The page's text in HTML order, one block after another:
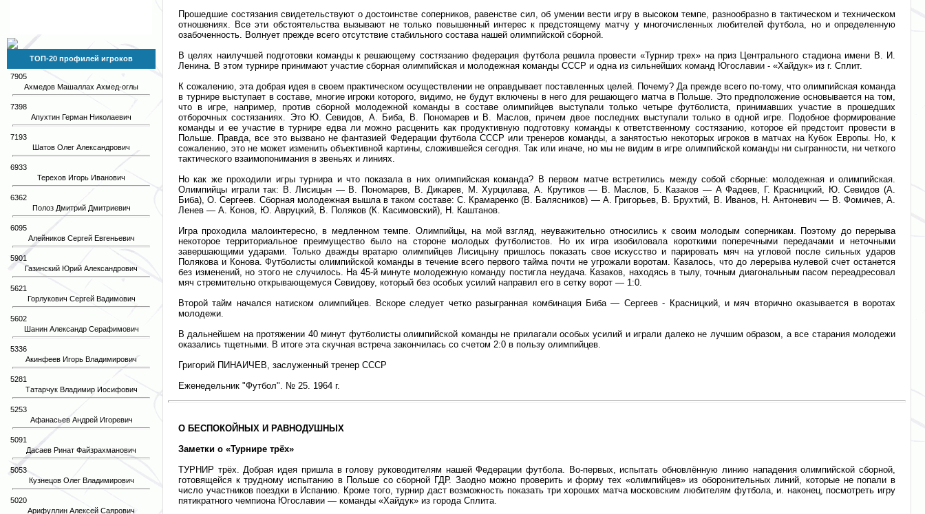
ТОП-20 профилей игроков
7905
Ахмедов Машаллах Ахмед-оглы
7398
Апухтин Герман Николаевич
7193
Шатов Олег Александрович
6933
Терехов Игорь Иванович
6362
Полоз Дмитрий Дмитриевич
6095
Алейников Сергей Евгеньевич
5901
Газинский Юрий Александрович
5621
Горлукович Сергей Вадимович
5602
Шанин Александр Серафимович
5336
Акинфеев Игорь Владимирович
5281
Татарчук Владимир Иосифович
5253
Афанасьев Андрей Игоревич
5091
Дасаев Ринат Файзрахманович
5053
Кузнецов Олег Владимирович
5020
Арифуллин Алексей Саярович
Прошедшие состязания свидетельствуют о достоинстве соперников, равенстве сил, об умении вести игру в высоком темпе, разнообразно в тактическом и техническом
отношениях. Все эти обстоятельства вызывают не только повышенный интерес к предстоящему матчу у многочисленных любителей футбола, но и определенную
озабоченность. Волнует прежде всего отсутствие стабильного состава нашей олимпийской сборной.
В целях наилучшей подготовки команды к решающему состязанию федерация футбола решила провести «Турнир трех» на приз Центрального стадиона имени В. И.
Ленина. В этом турнире принимают участие сборная олимпийская и молодежная команды СССР и одна из сильнейших команд Югославии - «Хайдук» из г. Сплит.
К сожалению, эта добрая идея в своем практическом осуществлении не оправдывает поставленных целей. Почему? Да прежде всего по-тому, что олимпийская команда
в турнире выступает в составе, многие игроки которого, видимо, не будут включены в него для решающего матча в Польше. Это предположение основывается на том,
что в игре, например, против сборной молодежной команды в составе олимпийцев выступали только четыре футболиста, принимавших участие в прошедших
отборочных состязаниях. Это Ю. Севидов, А. Биба, В. Пономарев и В. Маслов, причем двое последних выступали только в одной игре. Подобное формирование
команды и ее участие в турнире едва ли можно расценить как продуктивную подготовку команды к ответственному состязанию, которое ей предстоит провести в
Польше. Правда, все это вызвано не фантазией Федерации футбола СССР или тренеров команды, а занятостью некоторых игроков в матчах на Кубок Европы. Но, к
сожалению, это не может изменить объективной картины, сложившейся сегодня. Так или иначе, но мы не видим в игре олимпийской команды ни сыгранности, ни четкого
тактического взаимопонимания в звеньях и линиях.
Но как же проходили игры турнира и что показала в них олимпийская команда? В первом матче встретились между собой сборные: молодежная и олимпийская.
Олимпийцы играли так: В. Лисицын — В. Пономарев, В. Дикарев, М. Хурцилава, А. Крутиков — В. Маслов, Б. Казаков — А Фадеев, Г. Красницкий, Ю. Севидов (А.
Биба), О. Сергеев. Сборная молодежная вышла в таком составе: С. Крамаренко (В. Балясников) — А. Григорьев, В. Брухтий, В. Иванов, Н. Антоневич — В. Фомичев, А.
Ленев — А. Конов, Ю. Авруцкий, В. Поляков (К. Касимовский), Н. Каштанов.
Игра проходила малоинтересно, в медленном темпе. Олимпийцы, на мой взгляд, неуважительно относились к своим молодым соперникам. Поэтому до перерыва
некоторое территориальное преимущество было на стороне молодых футболистов. Но их игра изобиловала короткими поперечными передачами и неточными
завершающими ударами. Только дважды вратарю олимпийцев Лисицыну пришлось показать свое искусство и парировать мяч на угловой после сильных ударов
Полякова и Конова. Футболисты олимпийской команды в течение всего первого тайма почти не угрожали воротам. Казалось, что до лерерыва нулевой счет останется
без изменений, но этого не случилось. На 45-й минуте молодежную команду постигла неудача. Казаков, находясь в тылу, точным диагональным пасом переадресовал
мяч стремительно открывающемуся Севидову, который без особых усилий направил его в сетку ворот — 1:0.
Второй тайм начался натиском олимпийцев. Вскоре следует четко разыгранная комбинация Биба — Сергеев - Красницкий, и мяч вторично оказывается в воротах
молодежи.
В дальнейшем на протяжении 40 минут футболисты олимпийской команды не прилагали особых усилий и играли далеко не лучшим образом, а все старания молодежи
оказались тщетными. В итоге эта скучная встреча закончилась со счетом 2:0 в пользу олимпийцев.
Григорий ПИНАИЧЕВ, заслуженный тренер СССР
Еженедельник "Футбол". № 25. 1964 г.
О БЕСПОКОЙНЫХ И РАВНОДУШНЫХ
Заметки о «Турнире трёх»
ТУРНИР трёх. Добрая идея пришла в голову руководителям нашей Федерации футбола. Во-первых, испытать обновлённую линию нападения олимпийской сборной,
готовящейся к трудному испытанию в Польше со сборной ГДР. Заодно можно проверить и форму тех «олимпийцев» из оборонительных линий, которые не попали в
число участников поездки в Испанию. Кроме того, турнир даст возможность показать три хороших матча московским любителям футбола, и. наконец, посмотреть игру
пятикратного чемпиона Югославии — команды «Хайдук» из города Сплита.